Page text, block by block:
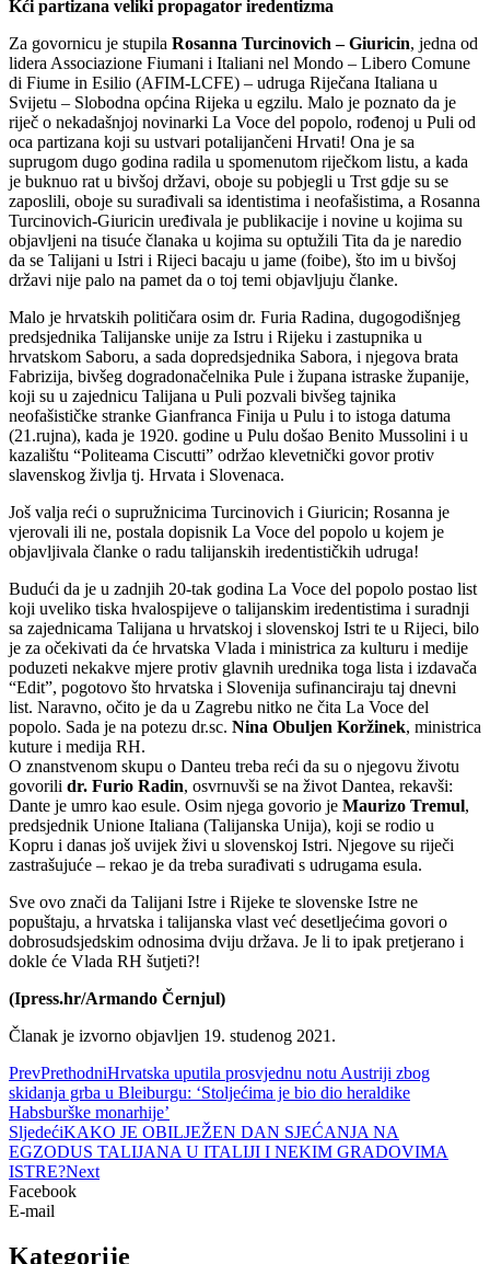
Kći partizana veliki propagator iredentizma
Za govornicu je stupila Rosanna Turcinovich – Giuricin, jedna od
lidera Associazione Fiumani i Italiani nel Mondo – Libero Comune
di Fiume in Esilio (AFIM-LCFE) – udruga Riječana Italiana u
Svijetu – Slobodna općina Rijeka u egzilu. Malo je poznato da je
riječ o nekadašnjoj novinarki La Voce del popolo, rođenoj u Puli od
oca partizana koji su ustvari potalijančeni Hrvati! Ona je sa
suprugom dugo godina radila u spomenutom riječkom listu, a kada
je buknuo rat u bivšoj državi, oboje su pobjegli u Trst gdje su se
zaposlili, oboje su surađivali sa identistima i neofašistima, a Rosanna
Turcinovich-Giuricin uređivala je publikacije i novine u kojima su
objavljeni na tisuće članaka u kojima su optužili Tita da je naredio
da se Talijani u Istri i Rijeci bacaju u jame (foibe), što im u bivšoj
državi nije palo na pamet da o toj temi objavljuju članke.
Malo je hrvatskih političara osim dr. Furia Radina, dugogodišnjeg
predsjednika Talijanske unije za Istru i Rijeku i zastupnika u
hrvatskom Saboru, a sada dopredsjednika Sabora, i njegova brata
Fabrizija, bivšeg dogradonačelnika Pule i župana istraske županije,
koji su u zajednicu Talijana u Puli pozvali bivšeg tajnika
neofašističke stranke Gianfranca Finija u Pulu i to istoga datuma
(21.rujna), kada je 1920. godine u Pulu došao Benito Mussolini i u
kazalištu “Politeama Ciscutti” održao klevetnički govor protiv
slavenskog življa tj. Hrvata i Slovenaca.
Još valja reći o supružnicima Turcinovich i Giuricin; Rosanna je
vjerovali ili ne, postala dopisnik La Voce del popolo u kojem je
objavljivala članke o radu talijanskih iredentističkih udruga!
Budući da je u zadnjih 20-tak godina La Voce del popolo postao list
koji uveliko tiska hvalospijeve o talijanskim iredentistima i suradnji
sa zajednicama Talijana u hrvatskoj i slovenskoj Istri te u Rijeci, bilo
je za očekivati da će hrvatska Vlada i ministrica za kulturu i medije
poduzeti nekakve mjere protiv glavnih urednika toga lista i izdavača
“Edit”, pogotovo što hrvatska i Slovenija sufinanciraju taj dnevni
list. Naravno, očito je da u Zagrebu nitko ne čita La Voce del
popolo. Sada je na potezu dr.sc. Nina Obuljen Koržinek, ministrica
kuture i medija RH.
O znanstvenom skupu o Danteu treba reći da su o njegovu životu
govorili dr. Furio Radin, osvrnuvši se na život Dantea, rekavši:
Dante je umro kao esule. Osim njega govorio je Maurizo Tremul,
predsjednik Unione Italiana (Talijanska Unija), koji se rodio u
Kopru i danas još uvijek živi u slovenskoj Istri. Njegove su riječi
zastrašujuće – rekao je da treba surađivati s udrugama esula.
Sve ovo znači da Talijani Istre i Rijeke te slovenske Istre ne
popuštaju, a hrvatska i talijanska vlast već desetljećima govori o
dobrosudsjedskim odnosima dviju država. Je li to ipak pretjerano i
dokle će Vlada RH šutjeti?!
(Ipress.hr/Armando Černjul)
Članak je izvorno objavljen 19. studenog 2021.
PrevPrethodniHrvatska uputila prosvjednu notu Austriji zbog
skidanja grba u Bleiburgu: ‘Stoljećima je bio dio heraldike
Habsburške monarhije’
SljedećiKAKO JE OBILJEŽEN DAN SJEĆANJA NA
EGZODUS TALIJANA U ITALIJI I NEKIM GRADOVIMA
ISTRE?Next
Facebook
E-mail
Kategorije